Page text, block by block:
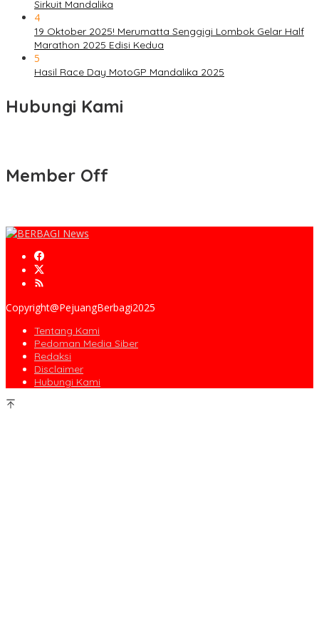
Sirkuit Mandalika
4
19 Oktober 2025! Merumatta Senggigi Lombok Gelar Half
Marathon 2025 Edisi Kedua
5
Hasil Race Day MotoGP Mandalika 2025
Hubungi Kami
Member Off
Copyright@PejuangBerbagi2025
Tentang Kami
Pedoman Media Siber
Redaksi
Disclaimer
Hubungi Kami